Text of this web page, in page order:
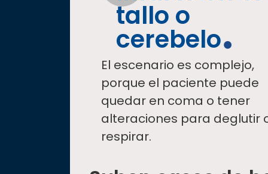
tallo o
cerebelo
El escenario es complejo,
porque el paciente puede
quedar en coma o tener
alteraciones para deglutir
respirar.